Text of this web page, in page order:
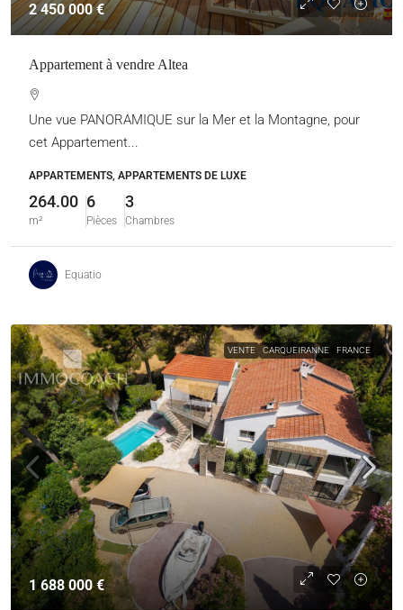
2 450 000 €
Appartement à vendre Altea
Une vue PANORAMIQUE sur la Mer et la Montagne, pour
cet Appartement...
APPARTEMENTS, APPARTEMENTS DE LUXE
264.00
m²
6
Pièces
3
Chambres
Equatio
VENTE CARQUEIRANNE FRANCE
1 688 000 €